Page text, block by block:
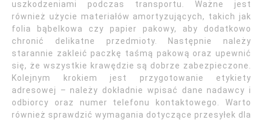
uszkodzeniami podczas transportu. Ważne jest
również użycie materiałów amortyzujących, takich jak
folia bąbelkowa czy papier pakowy, aby dodatkowo
chronić delikatne przedmioty. Następnie należy
starannie zakleić paczkę taśmą pakową oraz upewnić
się, że wszystkie krawędzie są dobrze zabezpieczone.
Kolejnym krokiem jest przygotowanie etykiety
adresowej – należy dokładnie wpisać dane nadawcy i
odbiorcy oraz numer telefonu kontaktowego. Warto
również sprawdzić wymagania dotyczące przesyłek dla